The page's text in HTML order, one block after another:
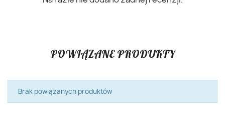
POWIĄZANE PRODUKTY
Brak powiązanych produktów